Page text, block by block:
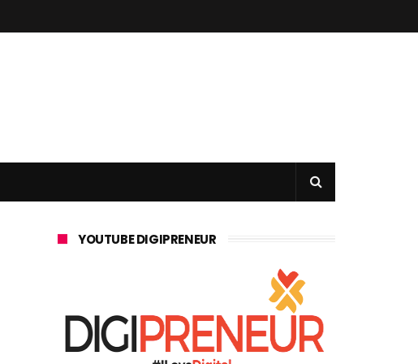
YOUTUBE DIGIPRENEUR